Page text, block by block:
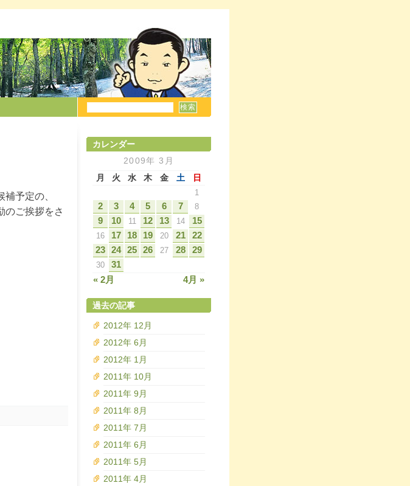
予定の、
のご挨拶をさ
カレンダー
2009年 3月
月
火 水 木 金 土 日
« 2月 4月 »
1
2 3 4 5 6 7 8
9 10 11 12 13 14 15
16 17 18 19 20 21
22
23
24 25 26 27 28 29
30 31
過去の記事
2012年 12月
2012年 6月
2012年 1月
2011年 10月
2011年 9月
2011年 8月
2011年 7月
2011年 6月
2011年 5月
2011年 4月